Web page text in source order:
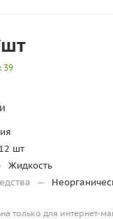
: 39
12 шт
Жидкость
—
только для интернет-